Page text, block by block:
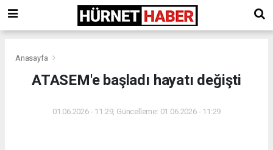
Anasayfa
ATASEM'e başladı hayatı değişti
01.06.2026 - 11:29, Güncelleme: 01.06.2026 - 11:29